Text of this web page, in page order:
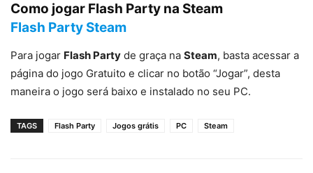
Como jogar Flash Party na Steam
Flash Party Steam
Para jogar Flash Party de graça na Steam, basta acessar a
página do jogo Gratuito e clicar no botão “Jogar”, desta
maneira o jogo será baixo e instalado no seu PC.
TAGS Flash Party Jogos grátis PC Steam